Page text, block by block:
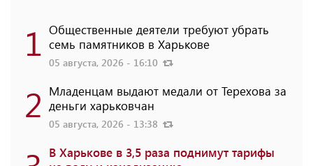
1 Общественные деятели требуют убрать
семь памятников в Харькове
05 августа, 2026 - 16:10
2 Младенцам выдают медали от Терехова за
деньги харьковчан
05 августа, 2026 - 13:38
В Харькове в 3,5 раза поднимут тарифы